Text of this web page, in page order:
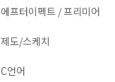
에프터이펙트 / 프리미어
제도/스케치
C언어